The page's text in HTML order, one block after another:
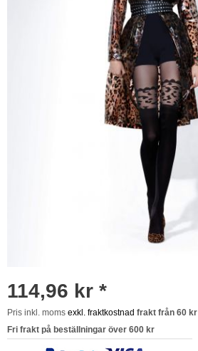
114,96 kr *
Pris inkl. moms exkl. fraktkostnad frakt från 60 kr
Fri frakt på beställningar över 600 kr